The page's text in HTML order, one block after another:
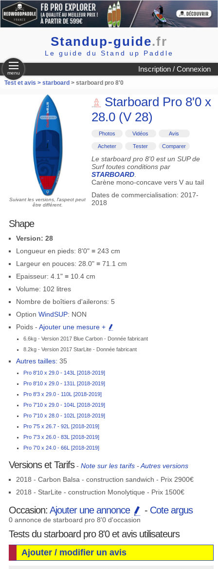
Standup-guide.fr
Le guide du Stand up Paddle
Inscription / Connexion
menu
Test et avis > starboard > starboard pro 8'0
Suivant les versions, l'aspect peut
être différent.
Starboard Pro 8'0 x
28.0 (V 28)
Photos Vidéos Avis
Acheter Tester Comparer
Le starboard pro 8'0 est un SUP de
Surf toutes conditions par
STARBOARD.
Carène mono-concave vers V au tail
Dates de commercialisation: 2017-
2018
Shape
Version: 28
Longueur en pieds: 8'0" ≡ 243 cm
Largeur en pouces: 28.0" ≡ 71.1 cm
Epaisseur: 4.1" ≡ 10.4 cm
Volume: 102 litres
Nombre de boîtiers d'ailerons: 5
Option WindSUP: NON
Poids - Ajouter une mesure +
6.6kg - Version 2017 Blue Carbon - Donnée fabricant
8.2kg - Version 2017 StarLite - Donnée fabricant
Autres tailles: 35
Pro 8'10 x 29.0 - 143L [2018-2019]
Pro 8'10 x 29.0 - 131L [2018-2019]
Pro 8'3 x 29.0 - 110L [2018-2019]
Pro 7'10 x 29.0 - 104L [2018-2019]
Pro 7'10 x 28.0 - 102L [2018-2019]
Pro 7'5 x 26.7 - 92L [2018-2019]
Pro 7'3 x 26.0 - 83L [2018-2019]
Pro 7'0 x 24.0 - 66L [2018-2019]
Versions et Tarifs- Note sur les tarifs-Autres versions
2018 - Carbon Balsa - construction sandwich - Prix 2900€
2018 - StarLite - construction Monolytique - Prix 1500€
Occasion: Ajouter une annonce - Cote argus
0 annonce de starboard pro 8'0 d'occasion
Tests du starboard pro 8'0 et avis utilisateurs
Ajouter / modifier un avis